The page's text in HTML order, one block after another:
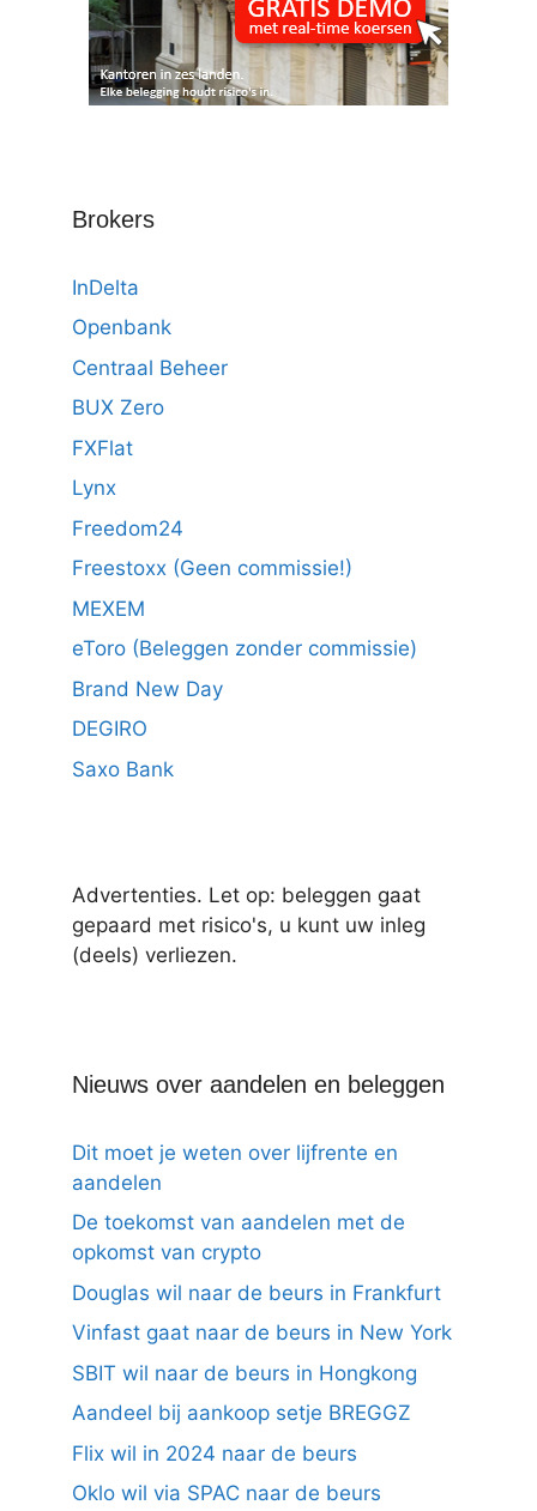
Brokers
InDelta
Openbank
Centraal Beheer
BUX Zero
FXFlat
Lynx
Freedom24
Freestoxx (Geen commissie!)
MEXEM
eToro (Beleggen zonder commissie)
Brand New Day
DEGIRO
Saxo Bank
Advertenties. Let op: beleggen gaat
gepaard met risico's, u kunt uw inleg
(deels) verliezen.
Nieuws over aandelen en beleggen
Dit moet je weten over lijfrente en
aandelen
De toekomst van aandelen met de
opkomst van crypto
Douglas wil naar de beurs in Frankfurt
Vinfast gaat naar de beurs in New York
SBIT wil naar de beurs in Hongkong
Aandeel bij aankoop setje BREGGZ
Flix wil in 2024 naar de beurs
Oklo wil via SPAC naar de beurs